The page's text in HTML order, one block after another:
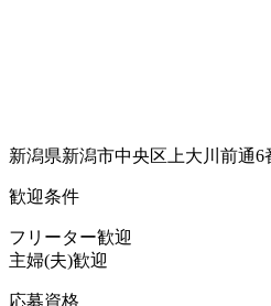
新潟県新潟市中央区上大川前通6
歓迎条件
フリーター歓迎
主婦(夫)歓迎
応募資格